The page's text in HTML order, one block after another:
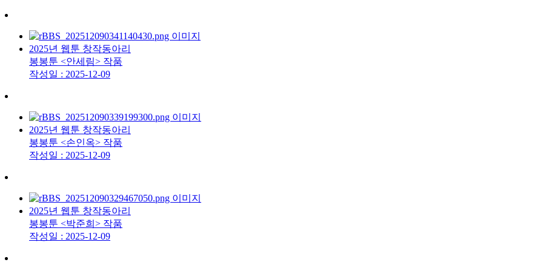
2025년 웹툰 창작동아리
봉봉툰 <안세림> 작품
작성일 : 2025-12-09
2025년 웹툰 창작동아리
봉봉툰 <손인옥> 작품
작성일 : 2025-12-09
2025년 웹툰 창작동아리
봉봉툰 <박준희> 작품
작성일 : 2025-12-09